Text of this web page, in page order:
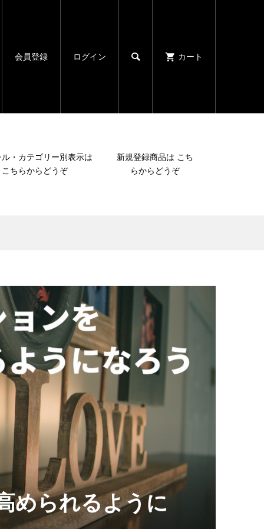
会員登録 ログイン  カート
・カテゴリー別表示は
こちらからどうぞ
新規登録商品は こち
らからどうぞ
められるように